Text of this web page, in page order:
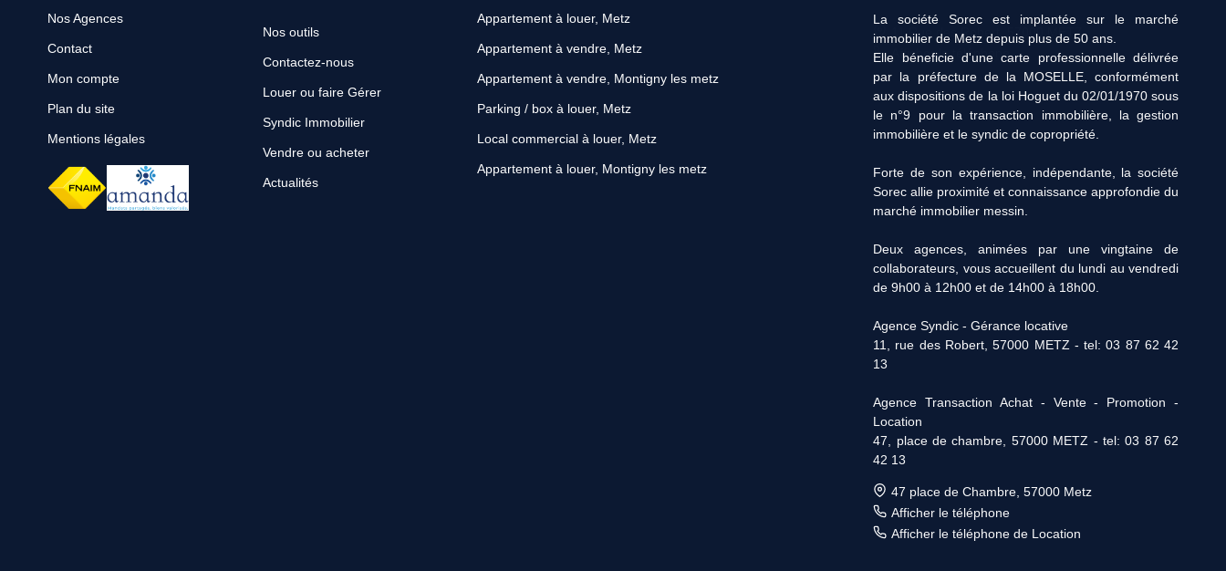
Nos Agences
Contact
Mon compte
Plan du site
Mentions légales
Nos outils
Contactez-nous
Louer ou faire Gérer
Syndic Immobilier
Vendre ou acheter
Actualités
Appartement à louer, Metz
Appartement à vendre, Metz
Appartement à vendre, Montigny les metz
Parking / box à louer, Metz
Local commercial à louer, Metz
Appartement à louer, Montigny les metz
11 Rue des Robert, 57000 METZ
Afficher le téléphone